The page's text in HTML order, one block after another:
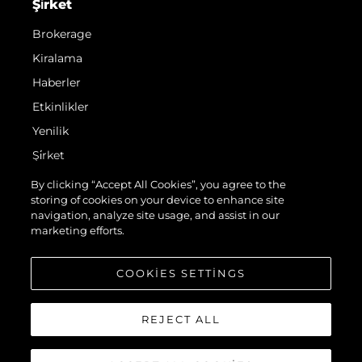
Şi̇rket
Brokerage
Kiralama
Haberler
Etkinlikler
Yenilik
Şi̇rket
Ekip
Yaşam Şekli̇
Mi̇ras
By clicking “Accept All Cookies”, you agree to the
storing of cookies on your device to enhance site
navigation, analyze site usage, and assist in our
marketing efforts.
COOKIES SETTINGS
REJECT ALL